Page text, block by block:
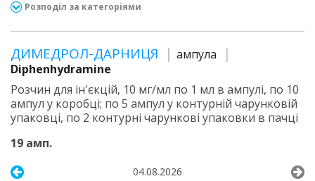
Розподіл за категоріями
ДИМЕДРОЛ-ДАРНИЦЯ
ампула
Diphenhydramine
Розчин для ін'єкцій, 10 мг/мл по 1 мл в ампулі, по 10
ампул у коробці; по 5 ампул у контурній чарунковій
упаковці, по 2 контурні чарункові упаковки в пачці
19 амп.
04.08.2026